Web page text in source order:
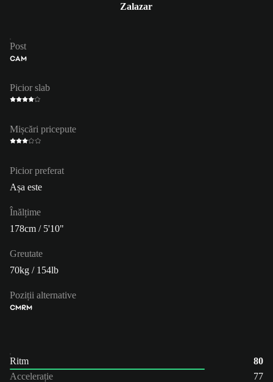
Zalazar
Post
CAM
Picior slab
Mișcări pricepute
Picior preferat
Așa este
Înălțime
178cm / 5'10"
Greutate
70kg / 154lb
Poziții alternative
CMRM
Ritm
80
Accelerație
77